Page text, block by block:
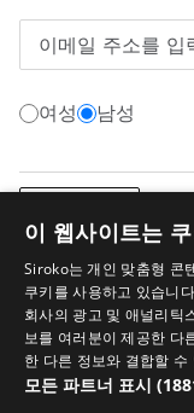
이메일 주소를 입
여성 남성
법적 고지
이 웹사이트는
Siroko는 개인 맞춤형 콘
쿠키를 사용하고 있습니
회사의 광고 및 애널리틱
보를 여러분이 제공한 다
한 다른 정보와 결합할 수
모든 파트너 표시